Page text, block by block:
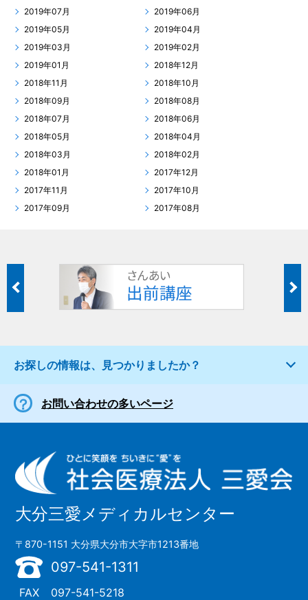
2019年07月
2019年06月
2019年05月
2019年04月
2019年03月
2019年02月
2019年01月
2018年12月
2018年11月
2018年10月
2018年09月
2018年08月
2018年07月
2018年06月
2018年05月
2018年04月
2018年03月
2018年02月
2018年01月
2017年12月
2017年11月
2017年10月
2017年09月
2017年08月
お探しの情報は、見つかりましたか？
お問い合わせの多いページ
大分三愛メディカルセンター
〒870-1151 大分県大分市大字市1213番地
097-541-1311
FAX 097-541-5218